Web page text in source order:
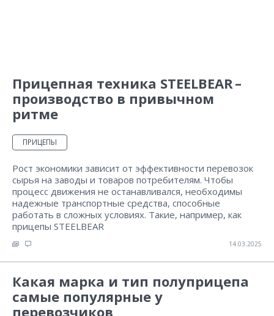
Прицепная техника STEELBEAR –
производство в привычном
ритме
ПРИЦЕПЫ
Рост экономики зависит от эффективности перевозок
сырья на заводы и товаров потребителям. Чтобы
процесс движения не останавливался, необходимы
надежные транспортные средства, способные
работать в сложных условиях. Такие, например, как
прицепы STEELBEAR
14.03.2025
Какая марка и тип полуприцепа
самые популярные у
перевозчиков